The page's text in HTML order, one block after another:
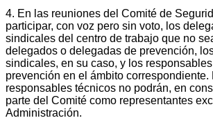
4. En las reuniones del Comité de
participar, con voz pero sin voto, los
sindicales del centro de trabajo que no
delegados o delegadas de prevención,
sindicales, en su caso, y los
prevención en el ámbito correspondiente.
responsables técnicos no podrán, en
parte del Comité como representantes
Administración.